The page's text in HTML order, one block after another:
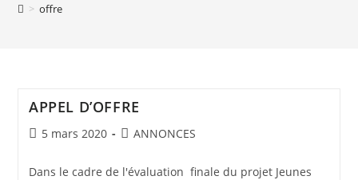
> offre
APPEL D’OFFRE
5 mars 2020 ANNONCES
Dans le cadre de l'évaluation finale du projet Jeunes